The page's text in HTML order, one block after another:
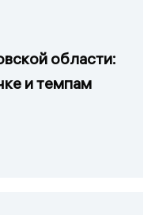
области:
и темпам